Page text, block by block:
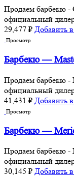
Продаем барбекю
официальный
29,477 ₽ Добавить
Просмотр
Барбекю —
Продаем барбекю
официальный
41,431 ₽ Добавить
Просмотр
Барбекю —
Продаем барбекю
официальный
30,145 ₽ Добавить